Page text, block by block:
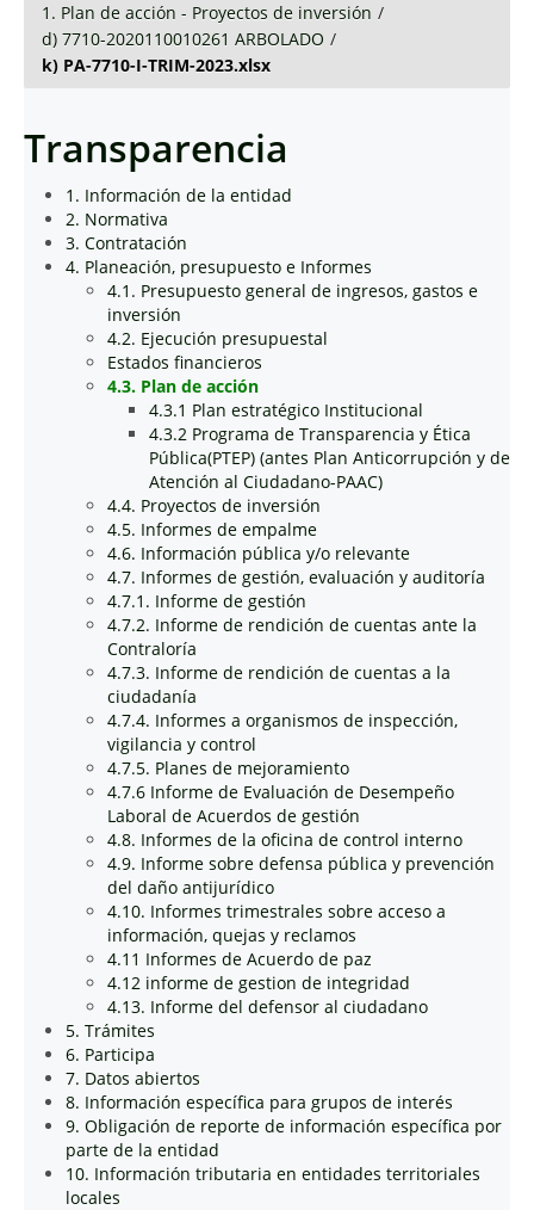
1. Plan de acción - Proyectos de inversión /
d) 7710-2020110010261 ARBOLADO /
k) PA-7710-I-TRIM-2023.xlsx
Transparencia
1. Información de la entidad
2. Normativa
3. Contratación
4. Planeación, presupuesto e Informes
4.1. Presupuesto general de ingresos, gastos e
inversión
4.2. Ejecución presupuestal
Estados financieros
4.3. Plan de acción
4.3.1 Plan estratégico Institucional
4.3.2 Programa de Transparencia y Ética
Pública(PTEP) (antes Plan Anticorrupción y de
Atención al Ciudadano-PAAC)
4.4. Proyectos de inversión
4.5. Informes de empalme
4.6. Información pública y/o relevante
4.7. Informes de gestión, evaluación y auditoría
4.7.1. Informe de gestión
4.7.2. Informe de rendición de cuentas ante la
Contraloría
4.7.3. Informe de rendición de cuentas a la
ciudadanía
4.7.4. Informes a organismos de inspección,
vigilancia y control
4.7.5. Planes de mejoramiento
4.7.6 Informe de Evaluación de Desempeño
Laboral de Acuerdos de gestión
4.8. Informes de la oficina de control interno
4.9. Informe sobre defensa pública y prevención
del daño antijurídico
4.10. Informes trimestrales sobre acceso a
información, quejas y reclamos
4.11 Informes de Acuerdo de paz
4.12 informe de gestion de integridad
4.13. Informe del defensor al ciudadano
5. Trámites
6. Participa
7. Datos abiertos
8. Información específica para grupos de interés
9. Obligación de reporte de información específica por
parte de la entidad
10. Información tributaria en entidades territoriales
locales